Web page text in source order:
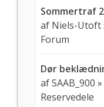
Sommertraf
af Niels-Utoft
Forum
Dør
afSAAB_900
Reservedele